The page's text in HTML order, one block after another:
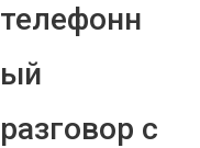
телефонн
ый
разговор с